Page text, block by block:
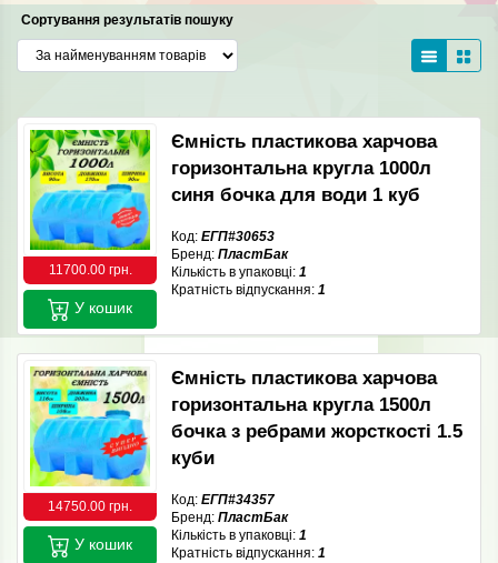
Сортування результатів пошуку
11700.00 грн.
Ємність пластикова харчова
горизонтальна кругла 1000л
синя бочка для води 1 куб
Код: ЕГП#30653
Бренд: ПластБак
Кількість в упаковці: 1
Кратність відпускання: 1
У кошик
14750.00 грн.
Ємність пластикова харчова
горизонтальна кругла 1500л
бочка з ребрами жорсткості 1.5
куби
Код: ЕГП#34357
Бренд: ПластБак
Кількість в упаковці: 1
Кратність відпускання: 1
У кошик